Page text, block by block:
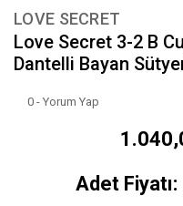
LOVE SECRET
Love Secret 3-2 B
Dantelli Bayan
0 - Yorum Yap
Adet